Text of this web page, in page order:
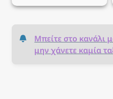
Μπείτε στο κανάλι
μην χάνετε καμία